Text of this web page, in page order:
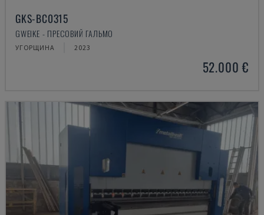
GKS-BC0315
GWEIKE - ПРЕСОВИЙ ГАЛЬМО
УГОРЩИНА 2023
52.000 €